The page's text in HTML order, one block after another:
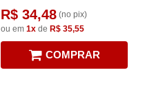
R$ 34,48 (no pix)
ou em 1x de R$ 35,55
COMPRAR